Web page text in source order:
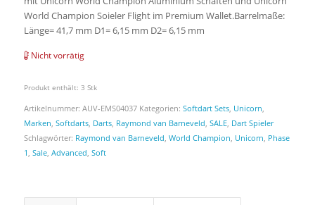
World Champion Soieler Flight im Premium Wallet.Barrelmaße:
Länge= 41,7 mm D1= 6,15 mm D2= 6,15 mm
Nicht vorrätig
Produkt enthält: 3 Stk
Artikelnummer: AUV-EMS04037 Kategorien: Softdart Sets, Unicorn
Marken Softdarts, Darts, Raymond van Barneveld SALE, Dart Spieler
Schlagwörter: Raymond van Barneveld World Champion Unicorn Phase
1 Sale, Advanced Soft